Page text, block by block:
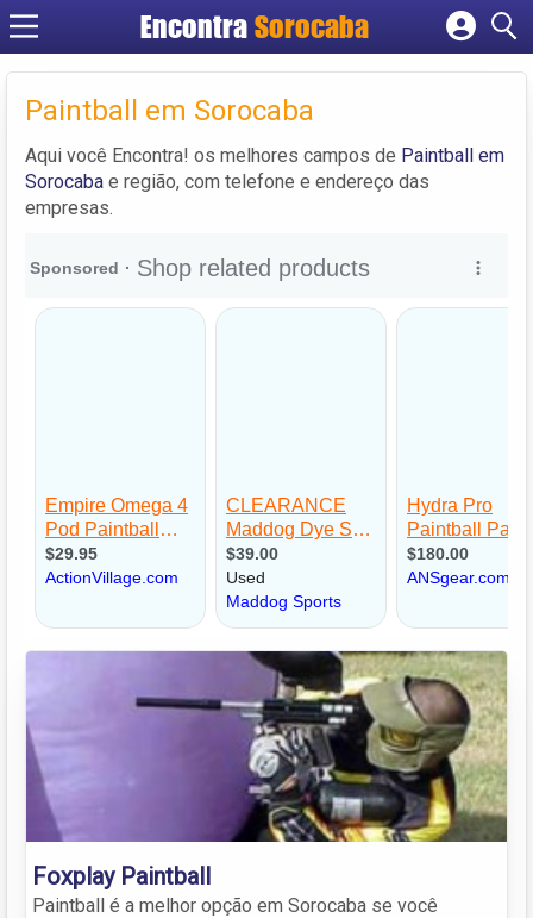
EncontraSorocaba
Cadastrar empresa
Criar conta
Paintball em Sorocaba
Aqui você Encontra! os melhores campos de Paintball em
Sorocaba e região, com telefone e endereço das
empresas.
Foxplay Paintball
Paintball é a melhor opção em Sorocaba se você